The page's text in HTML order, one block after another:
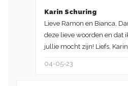
Karin Schuring
Lieve Ramon en Bianca,
deze lieve woorden en dat
jullie mocht zijn! Liefs, Karin
04-05-23